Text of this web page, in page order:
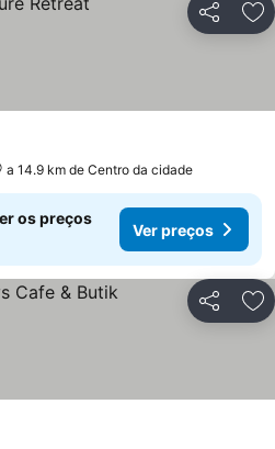
Partilhar
a 14.9 km de Centro da cidade
os preços
Ver preços
Partilhar